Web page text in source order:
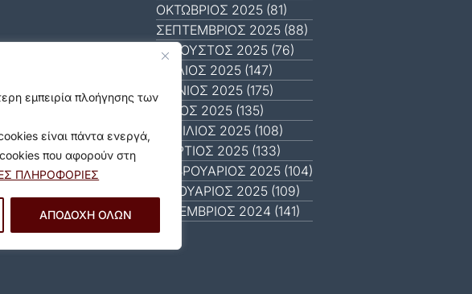
εμπειρία πλοήγησης των
είναι πάντα ενεργά,
που αφορούν στη
ΠΛΗΡΟΦΟΡΙΕΣ
ΑΠΟΔΟΧΗ ΟΛΩΝ
ΟΚΤΏΒΡΙΟΣ 2025 (81)
ΣΕΠΤΈΜΒΡΙΟΣ 2025 (88)
ΑΎΓΟΥΣΤΟΣ 2025 (76)
ΙΟΎΛΙΟΣ 2025 (147)
ΙΟΎΝΙΟΣ 2025 (175)
ΜΆΙΟΣ 2025 (135)
ΑΠΡΊΛΙΟΣ 2025 (108)
ΜΆΡΤΙΟΣ 2025 (133)
ΦΕΒΡΟΥΆΡΙΟΣ 2025 (104)
ΙΑΝΟΥΆΡΙΟΣ 2025 (109)
ΔΕΚΈΜΒΡΙΟΣ 2024 (141)